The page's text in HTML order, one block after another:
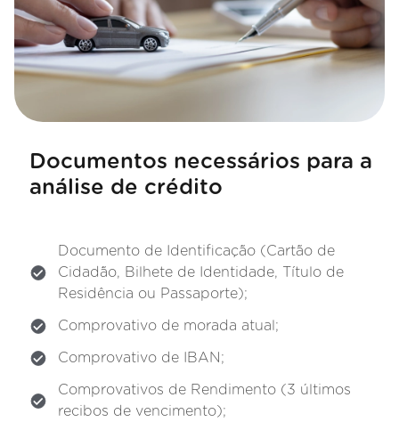
Documentos necessários para a
análise de crédito
Documento de Identificação (Cartão de
Cidadão, Bilhete de Identidade, Título de
Residência ou Passaporte);
Comprovativo de morada atual;
Comprovativo de IBAN;
Comprovativos de Rendimento (3 últimos
recibos de vencimento);